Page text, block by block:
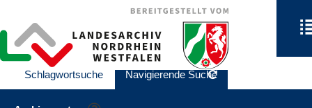
Schlagwortsuche Navigierende Suche